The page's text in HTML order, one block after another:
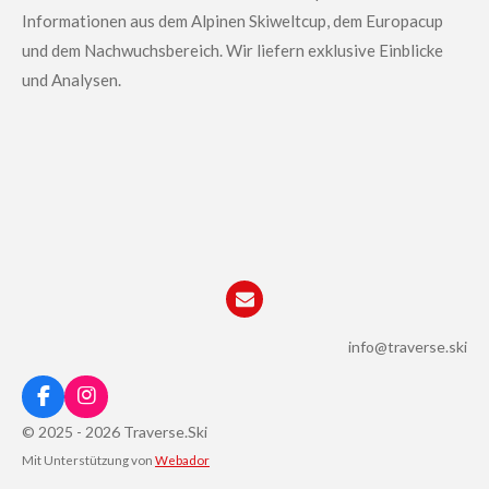
Informationen aus dem Alpinen Skiweltcup, dem Europacup
und dem Nachwuchsbereich.Wir liefern exklusive Einblicke
und Analysen.
info@traverse.ski
F
a
c
e
I
n
s
t
© 2025 - 2026 Traverse.Ski
Mit Unterstützung von Webador